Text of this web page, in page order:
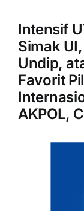
Intensif
Simak
Undip,
Favorit
AKPOL,